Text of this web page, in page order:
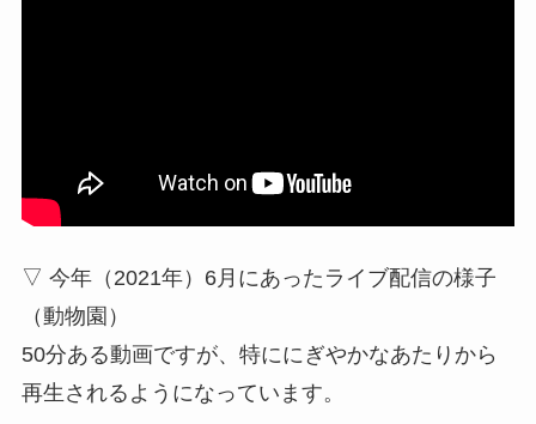
▽ 今年（2021年）6月にあったライブ配信の様子
（動物園）
50分ある動画ですが、特ににぎやかなあたりから
再生されるようになっています。